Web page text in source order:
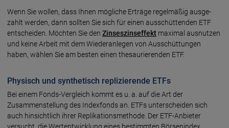
Wenn Sie wollen, dass Ihnen mögliche Erträge regel­mäßig ausge­
zahlt werden, dann sollten Sie sich für einen aus­schütten­den ETF
ent­scheiden. Möchten Sie den Zinses­zins­effekt maxi­mal aus­nutzen
und keine Arbeit mit dem Wieder­anlegen von Aus­schüttungen
haben, wählen Sie am besten einen thesau­rierenden ETF.
Physisch und synthetisch replizierende ETFs
Bei einem Fonds-Vergleich kommt es u. a. auf die Art der
Zusammen­stellung des Index­fonds an. ETFs unter­scheiden sich
auch hin­sicht­lich ihrer Replikations­methode. Der ETF-Anbieter